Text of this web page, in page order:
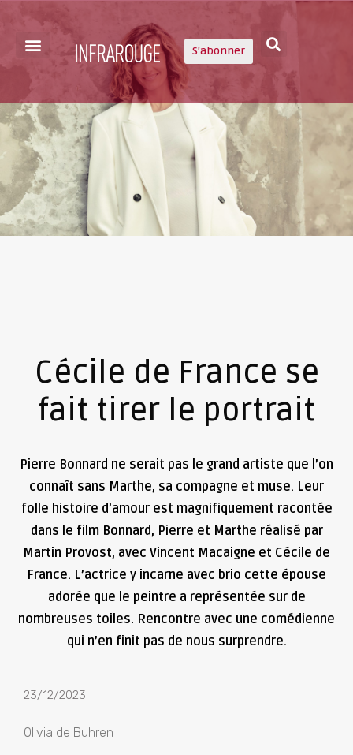
S'abonner
Cécile de France se
fait tirer le portrait
Pierre Bonnard ne serait pas le grand artiste que l’on
connaît sans Marthe, sa compagne et muse. Leur
folle histoire d’amour est magnifiquement racontée
dans le film Bonnard, Pierre et Marthe réalisé par
Martin Provost, avec Vincent Macaigne et Cécile de
France. L’actrice y incarne avec brio cette épouse
adorée que le peintre a représentée sur de
nombreuses toiles. Rencontre avec une comédienne
qui n’en finit pas de nous surprendre.
23/12/2023
Olivia de Buhren